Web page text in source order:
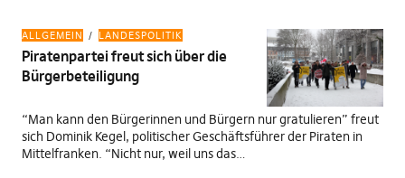
ALLGEMEIN LANDESPOLITIK
Piratenpartei freut sich über die
Bürgerbeteiligung
“Man kann den Bürgerinnen und Bürgern nur gratulieren” freut
sich Dominik Kegel, politischer Geschäftsführer der Piraten in
Mittelfranken. “Nicht nur, weil uns das…